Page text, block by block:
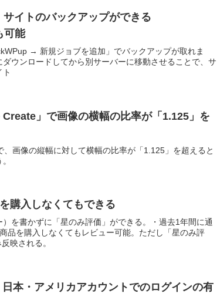
サイトのバックアップができる
可能
→ 新規ジョブを追加」でバックアップが取れま
ウンロードしてから別サーバーに移動させることで、サ
」で画像の横幅の比率が「1.125」を
画像の縦幅に対して横幅の比率が「1.125」を超えると
購入しなくてもできる
を書かずに「星のみ評価」ができる。・過去1年間に通
品を購入しなくてもレビュー可能。ただし「星のみ評
映される。
本・アメリカアカウントでのログインの有